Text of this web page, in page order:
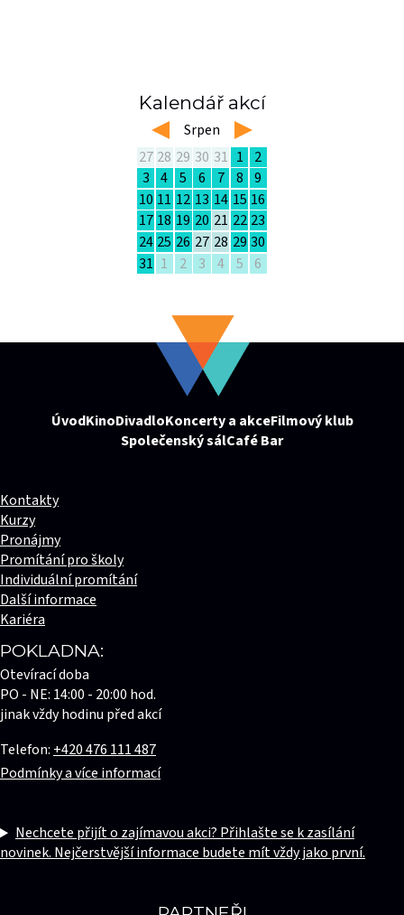
Kalendář akcí
left Srpen right
27 28 29 30 31 1
2
3
4 5 6 7 8
9
10 11 12 13 14 15 16
17 18 19 20 21 22 23
24 25 26 27 28 29 30
31 1 2 3 4 5 6
ÚvodKinoDivadloKoncerty a akceFilmový klub
Společenský sálCafé Bar
Kontakty
Kurzy
Pronájmy
Promítání pro školy
Individuální promítání
Další informace
Kariéra
POKLADNA:
Otevírací doba
PO - NE: 14:00 - 20:00 hod.
jinak vždy hodinu před akcí
Telefon: +420 476 111 487
Podmínky a více informací
Nechcete přijít o zajímavou akci? Přihlašte se k zasílání
novinek. Nejčerstvější informace budete mít vždy jako první.